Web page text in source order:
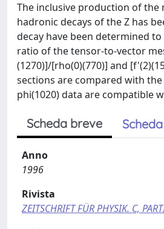
The inclusive production of the
hadronic decays of the Z has
decay have been determined to
ratio of the tensor-to-vector
(1270)]/[rho(0)(770)] and
sections are compared with the
phi(1020) data are compatible
Scheda breve
Anno
1996
Rivista
ZEITSCHRIFT FÜR PHYSIK. C,